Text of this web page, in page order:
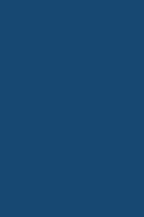
link, opens